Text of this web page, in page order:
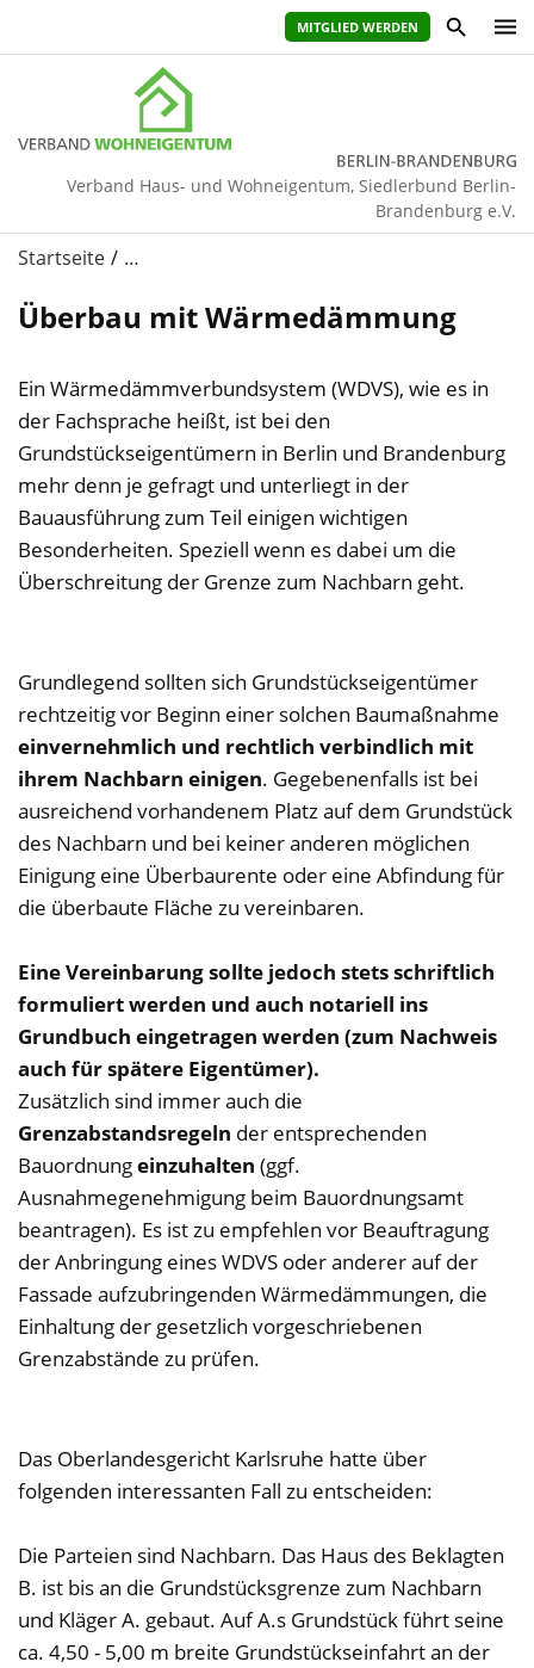
MITGLIED WERDEN
Verband Haus- und Wohneigentum, Siedlerbund Berlin-
Brandenburg e.V.
Startseite …
Überbau mit Wärmedämmung
Ein Wärmedämmverbundsystem (WDVS), wie es in
der Fachsprache heißt, ist bei den
Grundstückseigentümern in Berlin und Brandenburg
mehr denn je gefragt und unterliegt in der
Bauausführung zum Teil einigen wichtigen
Besonderheiten. Speziell wenn es dabei um die
Überschreitung der Grenze zum Nachbarn geht.
Grundlegend sollten sich Grundstückseigentümer
rechtzeitig vor Beginn einer solchen Baumaßnahme
einvernehmlich und rechtlich verbindlich mit
ihrem Nachbarn einigen. Gegebenenfalls ist bei
ausreichend vorhandenem Platz auf dem Grundstück
des Nachbarn und bei keiner anderen möglichen
Einigung eine Überbaurente oder eine Abfindung für
die überbaute Fläche zu vereinbaren.
Eine Vereinbarung sollte jedoch stets schriftlich
formuliert werden und auch notariell ins
Grundbuch eingetragen werden (zum Nachweis
auch für spätere Eigentümer).
Zusätzlich sind immer auch die
Grenzabstandsregeln der entsprechenden
Bauordnungeinzuhalten (ggf.
Ausnahmegenehmigung beim Bauordnungsamt
beantragen). Es ist zu empfehlen vor Beauftragung
der Anbringung eines WDVS oder anderer auf der
Fassade aufzubringenden Wärmedämmungen, die
Einhaltung der gesetzlich vorgeschriebenen
Grenzabstände zu prüfen.
Das Oberlandesgericht Karlsruhe hatte über
folgenden interessanten Fall zu entscheiden:
Die Parteien sind Nachbarn. Das Haus des Beklagten
B. ist bis an die Grundstücksgrenze zum Nachbarn
und Kläger A. gebaut. Auf A.s Grundstück führt seine
ca. 4,50 - 5,00 m breite Grundstückseinfahrt an der